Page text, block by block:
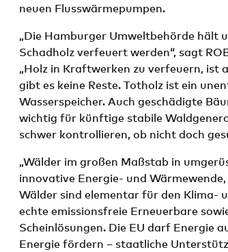
neuen Flusswärmepumpen.
„Die Hamburger Umweltbehörde hält
Schadholz verfeuert werden“, sagt
„Holz in Kraftwerken zu verfeuern, ist
gibt es keine Reste. Totholz ist ein
Wasserspeicher. Auch geschädigte
wichtig für künftige stabile
schwer kontrollieren, ob nicht doch
„Wälder im großen Maßstab in
innovative Energie- und
Wälder sind elementar für den Klima-
echte emissionsfreie Erneuerbare
Scheinlösungen. Die EU darf Energie
Energie fördern – staatliche